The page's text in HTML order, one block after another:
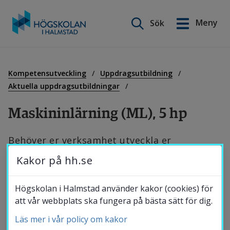
innehåll
Sök
Meny
Kompetensutveckling
Uppdragsutbildning
Aktuella uppdragsutbildningar
Maskininlärning (ML), 5 hp
Behöver er verksamhet utveckla er
kompetens inom maskininlärning och
artificiell intelligens? Den här
uppdragsutbildningen är till för de med en
bakgrund inom datavetenskap som vill kunna
implementera maskininlärning i praktiken.
English
Utbildning
Forskning
Samverkan
Om Högskolan
Kakor på hh.se
Högskolan i Halmstad använder kakor (cookies) för
att vår webbplats ska fungera på bästa sätt för dig.
Läs mer i vår policy om kakor